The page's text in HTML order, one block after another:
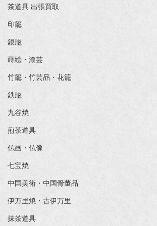
茶道具 出張買取
印籠
銀瓶
蒔絵・漆芸
竹籠・竹芸品・花籠
鉄瓶
九谷焼
煎茶道具
仏画・仏像
七宝焼
中国美術・中国骨董品
伊万里焼・古伊万里
抹茶道具